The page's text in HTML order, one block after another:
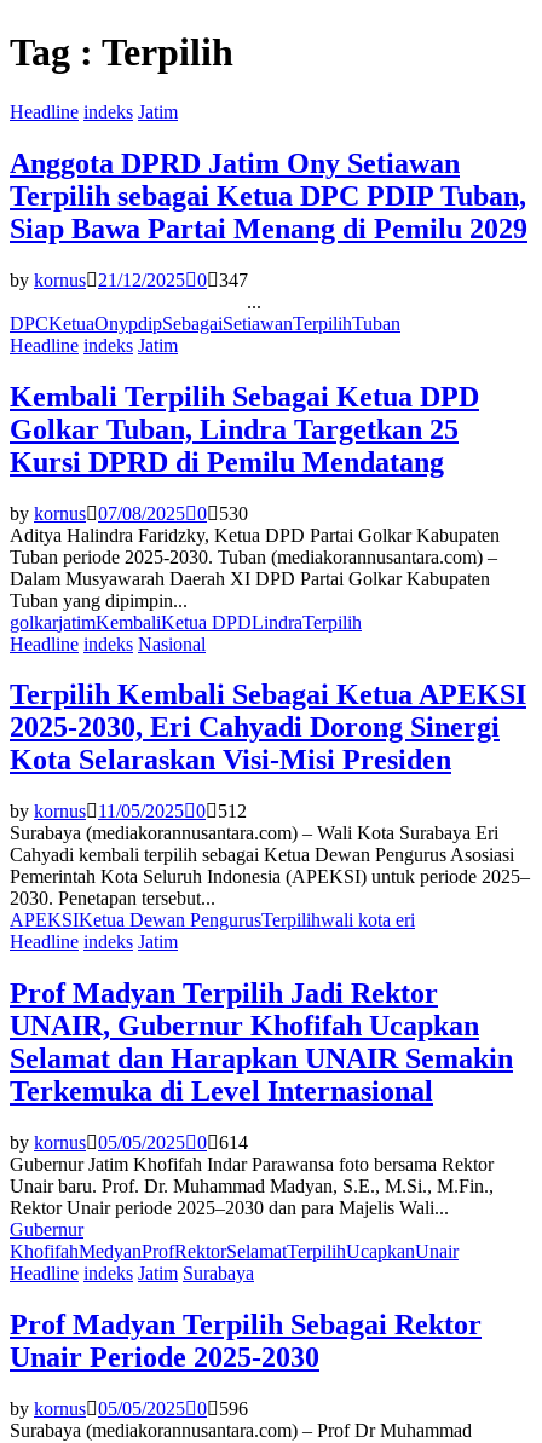
Tag : Terpilih
Headline indeks Jatim
Anggota DPRD Jatim Ony Setiawan
Terpilih sebagai Ketua DPC PDIP Tuban,
Siap Bawa Partai Menang di Pemilu 2029
by kornus 21/12/2025 0 347
...
DPCKetuaOnypdipSebagaiSetiawanTerpilihTuban
Headline indeks Jatim
Kembali Terpilih Sebagai Ketua DPD
Golkar Tuban, Lindra Targetkan 25
Kursi DPRD di Pemilu Mendatang
by kornus 07/08/2025 0
530
Aditya Halindra Faridzky, Ketua DPD Partai Golkar Kabupaten
Tuban periode 2025-2030. Tuban (mediakorannusantara.com) –
Dalam Musyawarah Daerah XI DPD Partai Golkar Kabupaten
Tuban yang dipimpin...
golkarjatimKembaliKetua DPDLindraTerpilih
Headline indeks Nasional
Terpilih Kembali Sebagai Ketua APEKSI
2025-2030, Eri Cahyadi Dorong Sinergi
Kota Selaraskan Visi-Misi Presiden
by kornus 11/05/2025 0
512
Surabaya (mediakorannusantara.com) – Wali Kota Surabaya Eri
Cahyadi kembali terpilih sebagai Ketua Dewan Pengurus Asosiasi
Pemerintah Kota Seluruh Indonesia (APEKSI) untuk periode 2025–
2030. Penetapan tersebut...
APEKSIKetua Dewan PengurusTerpilihwali kota eri
Headline indeks Jatim
Prof Madyan Terpilih Jadi Rektor
UNAIR, Gubernur Khofifah Ucapkan
Selamat dan Harapkan UNAIR Semakin
Terkemuka di Level Internasional
by kornus 05/05/2025 0 614
Gubernur Jatim Khofifah Indar Parawansa foto bersama Rektor
Unair baru. Prof. Dr. Muhammad Madyan, S.E., M.Si., M.Fin.,
Rektor Unair periode 2025–2030 dan para Majelis Wali...
Gubernur
KhofifahMedyanProfRektorSelamatTerpilihUcapkanUnair
Headline indeks Jatim Surabaya
Prof Madyan Terpilih Sebagai Rektor
Unair Periode 2025-2030
by kornus 05/05/2025 0
596
Surabaya (mediakorannusantara.com) – Prof Dr Muhammad